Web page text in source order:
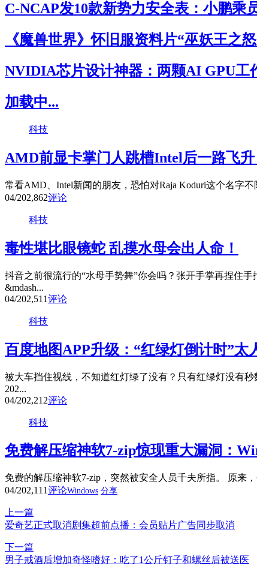
C-NCAP发10款新势力安全表：小鹏乘
《魔兽世界》怀旧服资料片“巫妖王之
NVIDIA芯片设计神器：两颗AI GPU工
加载中...
科技
AMD前显卡掌门人跳槽Intel后一路飞
常看AMD、Intel新闻的朋友，恐怕对Raja Koduri这个名字
04/202,862评论
科技
毒性堪比眼镜蛇 乱摸水母会出人命！
抖音之前很流行的“水母手势舞”你会吗？张开手掌再捏住
&mdash...
04/202,511评论
科技
百度地图APP升级：“红绿灯倒计时”太
被大车挡住视线，不知道红灯绿了没有？只有红绿灯没有
202...
04/202,212评论
科技
免费解压缩神软7-zip惊现重大漏洞：
免费的解压缩神软7-zip，突然被安全人员千夫所指。 原来
04/202,111评论Windows 分享
上一篇
爱奇艺正式取消剧集超前点播：会员贴片广告同步取消
下一篇
男子戒酒后增加奇怪嗜好：吃了1公斤钉子和螺丝后被送医